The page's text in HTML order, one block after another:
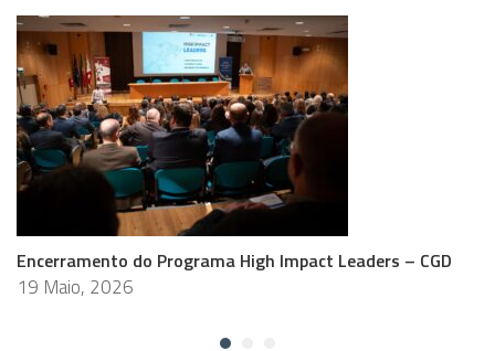
Encerramento do Programa High Impact Leaders – CGD
19 Maio, 2026